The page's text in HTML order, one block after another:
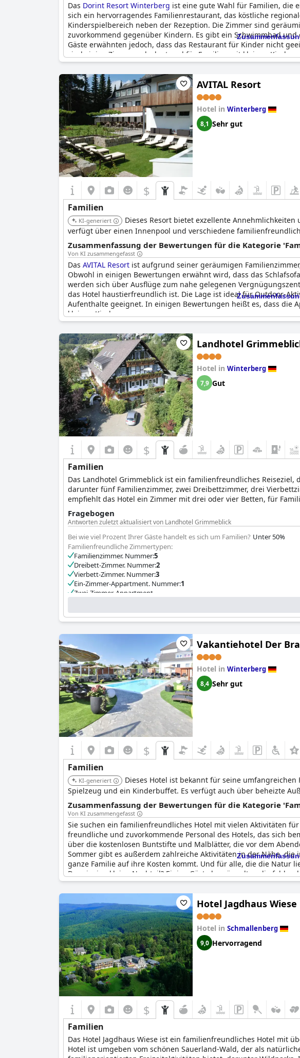
Das Dorint Resort Winterberg ist eine gute Wahl für Familien, die
sich ein hervorragendes Familienrestaurant, das köstliche
Kinderspielbereich neben der Rezeption. Die Zimmer sind
zuvorkommend gegenüber Kindern. Es gibt ein Schwimmbad
Gäste erwähnten jedoch, dass das Restaurant für Kinder nicht
sind einige Zimmer sehr laut und für Familien mit kleinen
und die Kinder freuten sich über den spielerischen Roboter Bella
kurzen Skiausflug mit der Familie oder einen ruhigen Urlaub in der
AVITAL Resort
Hotel in Winterberg
8,1 Sehr gut
$
Familien
KI-generiert
Dieses Resort bietet exzellente
verfügt über einen Innenpool und verschiedene
Zusammenfassung der Bewertungen für die Kategorie
Von KI zusammengefasst
Das AVITAL Resort ist aufgrund seiner geräumigen
Obwohl in einigen Bewertungen erwähnt wird, dass das
werden sich über Ausflüge zum nahe gelegenen
das Hotel haustierfreundlich ist. Die Lage ist ideal für Outdoor-
Aufenthalte geeignet. In einigen Bewertungen heißt es, dass die
kleinen Kindern.
Landhotel
Hotel in Winterberg
7,9 Gut
$
Familien
Das Landhotel Grimmeblick ist ein familienfreundliches
darunter fünf Familienzimmer, zwei Dreibettzimmer, drei
empfiehlt das Hotel ein Zimmer mit drei oder vier Betten, für
reisen, können ein Zimmer mit mindestens drei Betten wählen,
zusätzlichen Komfort sogar direkt neben deren Bett.
Obwohl es vor Ort keinen Kinderclub gibt, bietet das Landhotel
für Kinder und Kinderfernsehsender, um die kleinen Gäste zu
angeboten, so dass die Eltern auch die Möglichkeit haben, ihre
als familienfreundliches Reiseziel, das unvergessliche
Fragebogen
Antworten zuletzt aktualisiert von Landhotel Grimmeblick
Bei wie viel Prozent Ihrer Gäste handelt es sich um Familien? Unter 50%
Familienfreundliche Zimmertypen:
Familienzimmer. Nummer:5
Dreibett-Zimmer. Nummer:2
Vierbett-Zimmer. Nummer:3
Ein-Zimmer-Appartment. Nummer:1
Zwei-Zimmer-Appartment
Bitte schlagen Sie vor, welchen Zimmertyp eine Familie mit einem Kind
Vakantiehotel Der
Hotel in Winterberg
8,4 Sehr gut
$
Familien
KI-generiert
Dieses Hotel ist bekannt für seine
Spielzeug und ein Kinderbuffet. Es verfügt auch über beheizte
Zusammenfassung der Bewertungen für die Kategorie
Von KI zusammengefasst
Sie suchen ein familienfreundliches Hotel mit vielen Aktivitäten
freundliche und zuvorkommende Personal des Hotels, das sich
über die kostenlosen Buntstifte und Malblätter, die vor dem
Sommer gibt es außerdem zahlreiche Aktivitäten in der Nähe,
ganze Familie auf ihre Kosten kommt. Und für alle, die die Natur
Der einzige kleine Nachteil? Einige Gäste bemängelten die
Wahl für Familien, die einen unterhaltsamen und entspannenden
Hotel Jagdhaus Wiese
Hotel in Schmallenberg
9,0 Hervorragend
$
Familien
Das Hotel Jagdhaus Wiese ist ein familienfreundliches Hotel mit
Hotel ist umgeben vom schönen Sauerland-Wald, der als